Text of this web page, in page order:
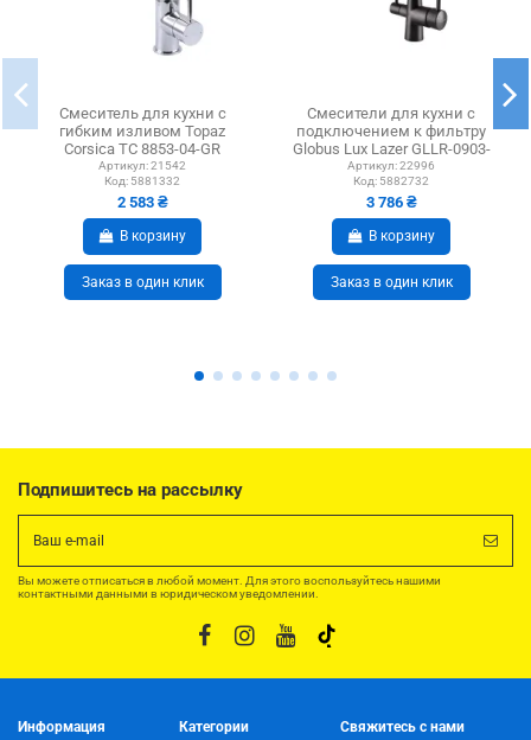
Смеситель для кухни с
гибким изливом Topaz
Corsica TC 8853-04-GR
гофроизлив
Артикул:21542
Код: 5881332
2 583 ₴
В корзину
Заказ в один клик
Смесители для кухни с
подключением к фильтру
Globus Lux Lazer GLLR-0903-
11-Graphite...
Артикул:22996
Код: 5882732
3 786 ₴
В корзину
Заказ в один клик
Подпишитесь на рассылку
Вы можете отписаться в любой момент. Для этого воспользуйтесь нашими
контактными данными в юридическом уведомлении.
Информация Категории Свяжитесь с нами